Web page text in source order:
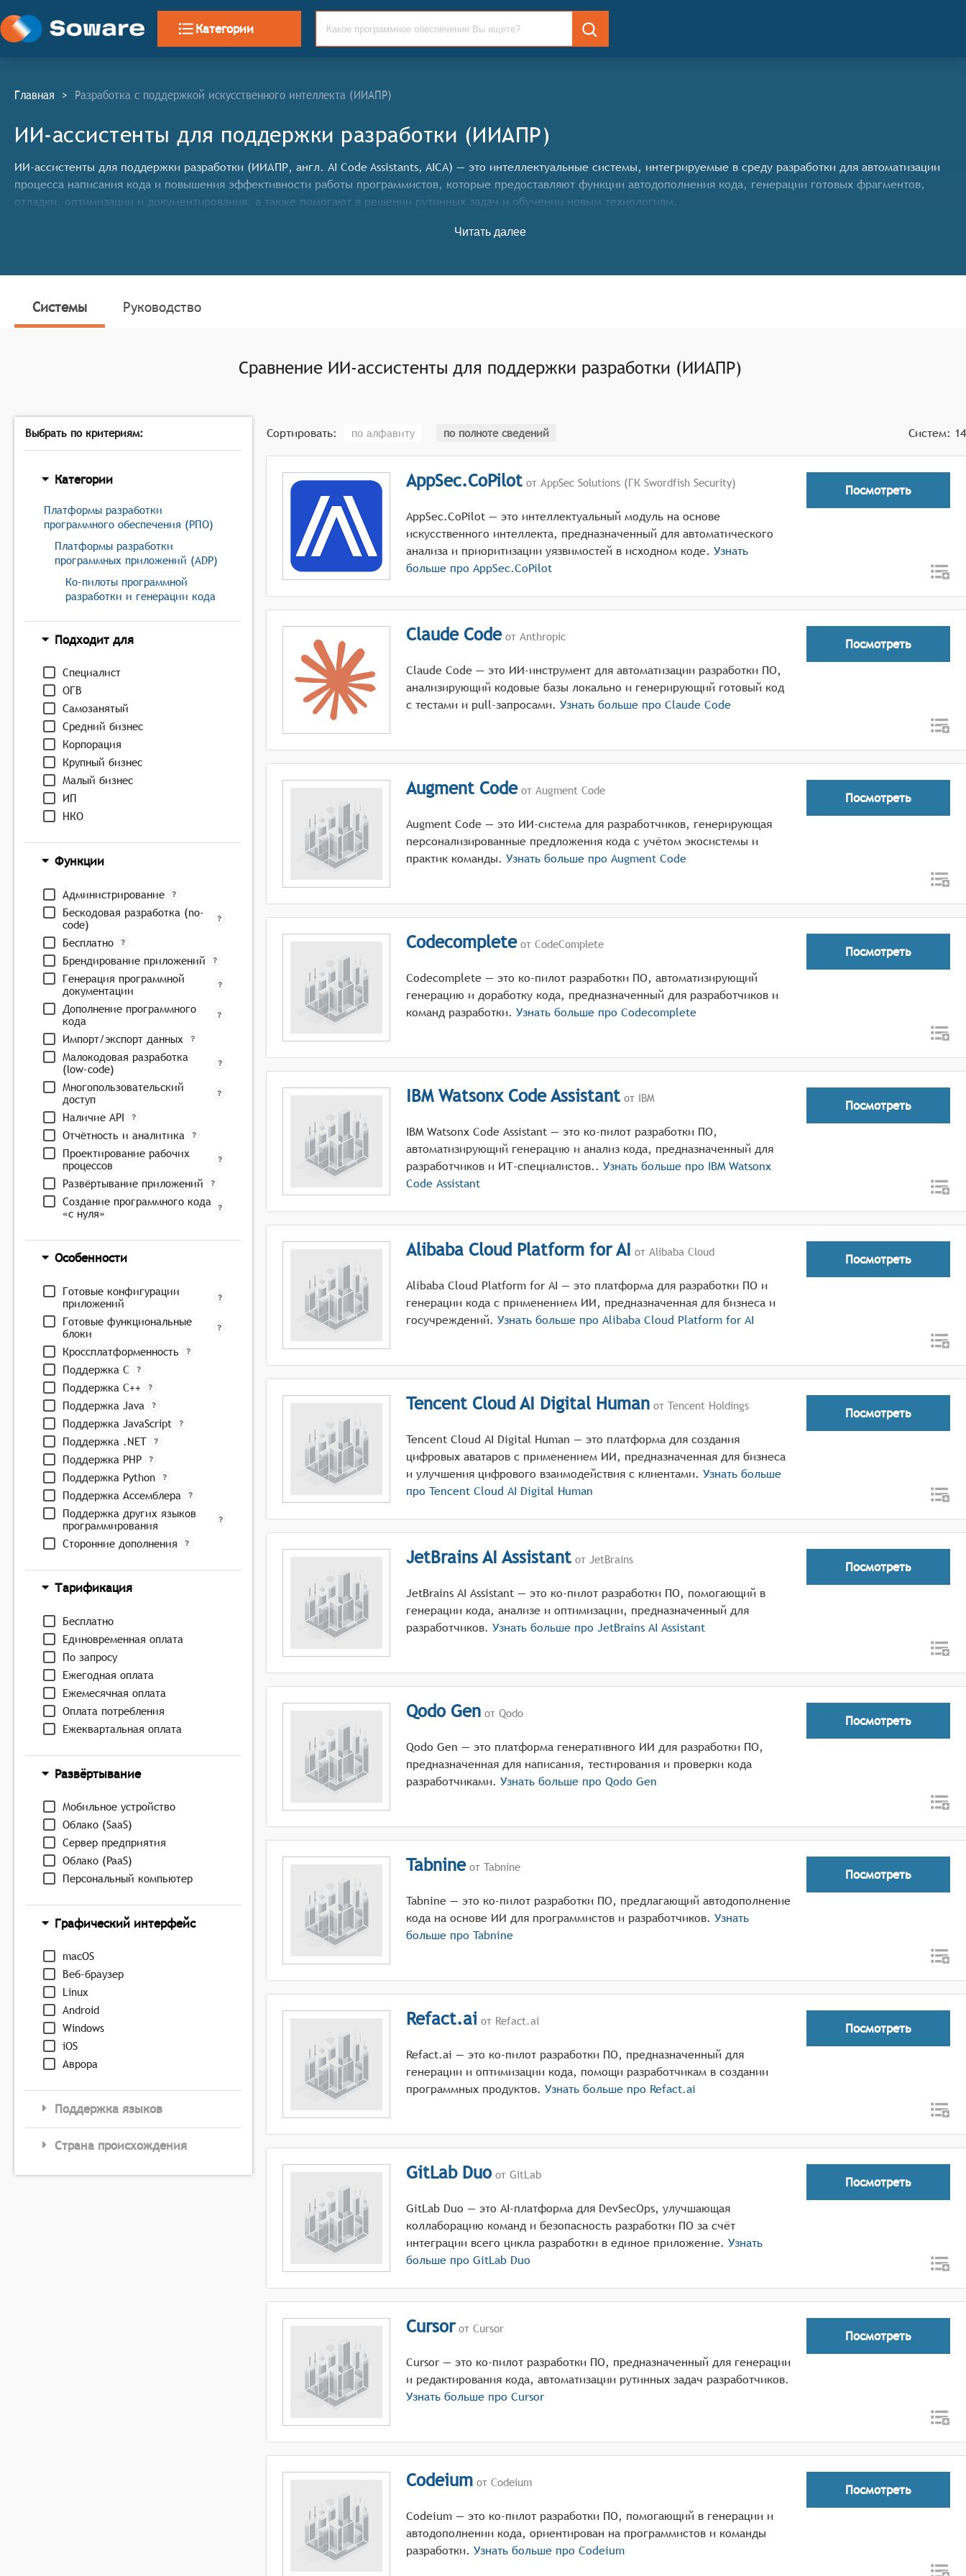
Категории
Главная > Разработка с поддержкой искусственного интеллекта (ИИАПР)
ИИ-ассистенты для поддержки разработки (ИИАПР)
ИИ-ассистенты для поддержки разработки (ИИАПР, англ. AI Code Assistants, AICA) — это интеллектуальные системы, интегрируемые в среду разработки для автоматизации
процесса написания кода и повышения эффективности работы программистов, которые предоставляют функции автодополнения кода, генерации готовых фрагментов,
отладки, оптимизации и документирования, а также помогают в решении рутинных задач и обучении новым технологиям.
Читать далее
Системы Руководство
Сравнение ИИ-ассистенты для поддержки разработки (ИИАПР)
Выбрать по критериям:
Категории
Платформы разработки
программного обеспечения (РПО)
Платформы разработки
программных приложений (ADP)
Ко-пилоты программной
разработки и генерации кода
Подходит для
Специалист
ОГВ
Самозанятый
Средний бизнес
Корпорация
Крупный бизнес
Малый бизнес
ИП
НКО
Функции
Администрирование
Бескодовая разработка (no-
code)
Бесплатно
Брендирование приложений
Генерация программной
документации
Дополнение программного
кода
Импорт/экспорт данных
Малокодовая разработка
(low-code)
Многопользовательский
доступ
Наличие API
Отчётность и аналитика
Проектирование рабочих
процессов
Развёртывание приложений
Создание программного кода
«с нуля»
Особенности
Готовые конфигурации
приложений
Готовые функциональные
блоки
Кроссплатформенность
Поддержка C
Поддержка C++
Поддержка Java
Поддержка JavaScript
Поддержка .NET
Поддержка PHP
Поддержка Python
Поддержка Ассемблера
Поддержка других языков
программирования
Сторонние дополнения
Тарификация
Бесплатно
Единовременная оплата
По запросу
Ежегодная оплата
Ежемесячная оплата
Оплата потребления
Ежеквартальная оплата
Развёртывание
Мобильное устройство
Облако (SaaS)
Сервер предприятия
Облако (PaaS)
Персональный компьютер
Графический интерфейс
macOS
Веб-браузер
Linux
Android
Windows
iOS
Аврора
Поддержка языков
Страна происхождения
Сортировать: по алфавиту по полноте сведений Систем: 14
AppSec.CoPilot от AppSec Solutions (ГК Swordfish Security)
AppSec.CoPilot — это интеллектуальный модуль на основе
искусственного интеллекта, предназначенный для автоматического
анализа и приоритизации уязвимостей в исходном коде. Узнать
больше про AppSec.CoPilot
Посмотреть
Claude Codeот Anthropic
Claude Code — это ИИ-инструмент для автоматизации разработки ПО,
анализирующий кодовые базы локально и генерирующий готовый код
с тестами и pull-запросами. Узнать больше про Claude Code
Посмотреть
Augment Codeот Augment Code
Augment Code — это ИИ-система для разработчиков, генерирующая
персонализированные предложения кода с учётом экосистемы и
практик команды. Узнать больше про Augment Code
Посмотреть
Codecompleteот CodeComplete
Codecomplete — это ко-пилот разработки ПО, автоматизирующий
генерацию и доработку кода, предназначенный для разработчиков и
команд разработки. Узнать больше про Codecomplete
Посмотреть
IBM Watsonx Code Assistant от IBM
IBM Watsonx Code Assistant — это ко-пилот разработки ПО,
автоматизирующий генерацию и анализ кода, предназначенный для
разработчиков и ИТ-специалистов.. Узнать больше про IBM Watsonx
Code Assistant
Посмотреть
Alibaba Cloud Platform for AI от Alibaba Cloud
Alibaba Cloud Platform for AI — это платформа для разработки ПО и
генерации кода с применением ИИ, предназначенная для бизнеса и
госучреждений. Узнать больше про Alibaba Cloud Platform for AI
Посмотреть
Tencent Cloud AI Digital Human от Tencent Holdings
Tencent Cloud AI Digital Human — это платформа для создания
цифровых аватаров с применением ИИ, предназначенная для бизнеса
и улучшения цифрового взаимодействия с клиентами. Узнать больше
про Tencent Cloud AI Digital Human
Посмотреть
JetBrains AI Assistant от JetBrains
JetBrains AI Assistant — это ко-пилот разработки ПО, помогающий в
генерации кода, анализе и оптимизации, предназначенный для
разработчиков. Узнать больше про JetBrains AI Assistant
Посмотреть
Qodo Gen от Qodo
Qodo Gen — это платформа генеративного ИИ для разработки ПО,
предназначенная для написания, тестирования и проверки кода
разработчиками. Узнать больше про Qodo Gen
Посмотреть
Tabnineот Tabnine
Tabnine — это ко-пилот разработки ПО, предлагающий автодополнение
кода на основе ИИ для программистов и разработчиков. Узнать
больше про Tabnine
Посмотреть
Refact.ai от Refact.ai
Refact.ai — это ко-пилот разработки ПО, предназначенный для
генерации и оптимизации кода, помощи разработчикам в создании
программных продуктов. Узнать больше про Refact.ai
Посмотреть
GitLab Duo от GitLab
GitLab Duo — это AI-платформа для DevSecOps, улучшающая
коллаборацию команд и безопасность разработки ПО за счёт
интеграции всего цикла разработки в единое приложение. Узнать
больше про GitLab Duo
Посмотреть
Cursorот Cursor
Cursor — это ко-пилот разработки ПО, предназначенный для генерации
и редактирования кода, автоматизации рутинных задач разработчиков.
Узнать больше про Cursor
Посмотреть
Codeium от Codeium
Codeium — это ко-пилот разработки ПО, помогающий в генерации и
автодополнении кода, ориентирован на программистов и команды
разработки. Узнать больше про Codeium
Посмотреть